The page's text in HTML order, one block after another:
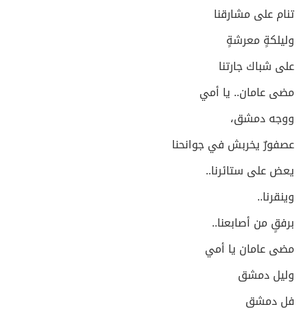
تنام على مشارقنا
وليلكةٍ معرشةٍ
على شباك جارتنا
مضى عامان.. يا أمي
ووجه دمشق،
عصفورٌ يخربش في جوانحنا
يعض على ستائرنا..
وينقرنا..
برفقٍ من أصابعنا..
مضى عامان يا أمي
وليل دمشق
فل دمشق